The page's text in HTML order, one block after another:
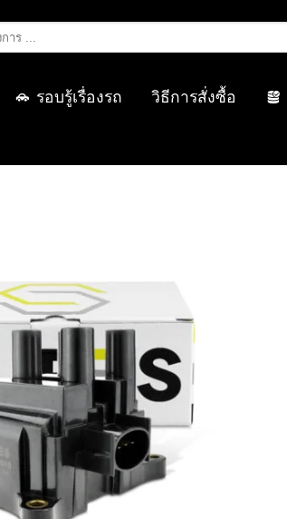
รอบรู้เรื่องรถ วิธีการสั่งซื้อ